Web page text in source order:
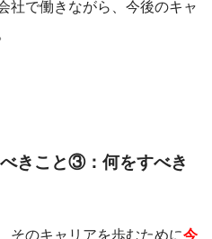
社で働きながら、今後のキャ
きこと③：何をすべき
そのキャリアを歩むために今